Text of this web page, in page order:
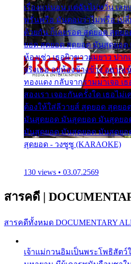
เรื่องแน่นอน แต่ฉันไม่หวั่น เล
พรั่นพรือ มันตอบว่าไม่พรื่อ เปลี่
ด้วยกัน ก็เลยรอด สุดยอด สุดย
ยอด สุดยอด สุดยอด มันสุดยอ
ห้องเช่า เธอผิวขาวผมยาว ปา
จริงเธอ อยู่ห้องข้างข้าง อยาก
ทองแดง กลับจากรามมาเจอ
สองเรา เจอะกันครั้งใด เธอไม่
ต้องให้ใส่ลีวายส์ สุดยอด สุดย
มันสุดยอด มันสุดยอด มันสุดย
มันสุดยอด มันสุดยอด มันสุดย
สุดยอด - วงซูซู (KARAOKE)
130 views • 03.07.2569
สารคดี |
สารคดีทั้งหมด DOCUMENTARY
เจ้าแม่กวนอิมเป็นพระโพธิสัต